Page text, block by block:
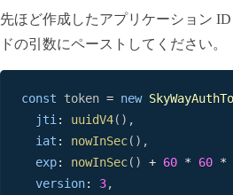
先ほど作成したアプリケーション
ドの引数にペーストしてください。
const token = new
jti : uuidV4( ) ,
iat : nowInSec( ) ,
exp: nowInSec( ) + 60 * 60 *
version: 3,